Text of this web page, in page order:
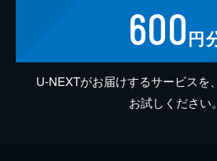
600円
U-NEXTがお届けするサービスを
お試しください。